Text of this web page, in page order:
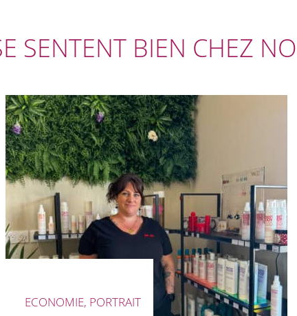
SENTENT BIEN CHEZ
ECONOMIE, PORTRAIT